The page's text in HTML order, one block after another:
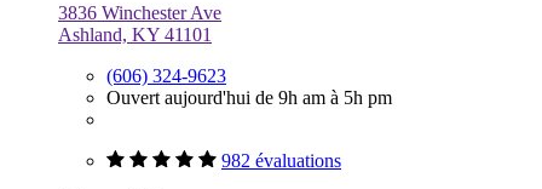
3836 Winchester Ave
Ashland, KY 41101
(606) 324-9623
Ouvert aujourd'hui de 9h am à 5h pm
982 évaluations